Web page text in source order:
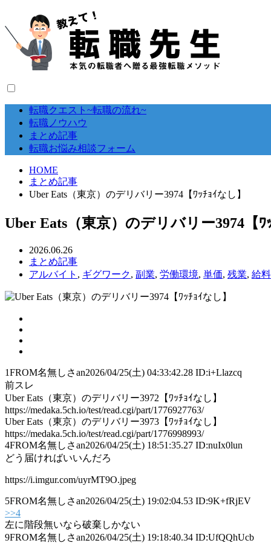
転職クエスト~転職の流れ~
転職ノウハウ
まとめ記事
転職お悩み相談フォーム
HOME
まとめ記事
Uber Eats（東京）のデリバリー3974【ﾜｯﾁｮｲなし】
Uber Eats（東京）のデリバリー3974【ﾜ
2026.06.26
まとめ記事
アルバイト , ギグワーク, 副業, 労働環境, 単価, 残業, 給料
1FROM名無しさan2026/04/25(土) 04:33:42.28 ID:i+Llazcq
前スレ
Uber Eats（東京）のデリバリー3972【ﾜｯﾁｮｲなし】
https://medaka.5ch.io/test/read.cgi/part/1776927763/
Uber Eats（東京）のデリバリー3973【ﾜｯﾁｮｲなし】
https://medaka.5ch.io/test/read.cgi/part/1776998993/
4FROM名無しさan2026/04/25(土) 18:51:35.27 ID:nuIx0lun
どう届ければいいんだろ
https://i.imgur.com/uyrMT9O.jpeg
5FROM名無しさan2026/04/25(土) 19:02:04.53 ID:9K+fRjEV
>>4
左に階段無いなら破棄しかない
9FROM名無しさan2026/04/25(土) 19:18:40.34 ID:UfQQhUcb